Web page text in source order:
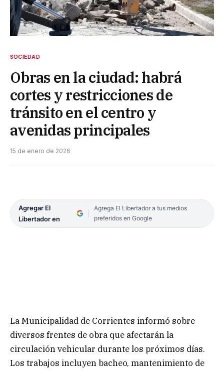
SOCIEDAD
Obras en la ciudad: habrá
cortes y restricciones de
tránsito en el centro y
avenidas principales
15 de enero de 2026
Agregar El
Libertador en
Agrega El Libertador a tus medios
preferidos en Google
La Municipalidad de Corrientes informó sobre
diversos frentes de obra que afectarán la
circulación vehicular durante los próximos días.
Los trabajos incluyen bacheo, mantenimiento de